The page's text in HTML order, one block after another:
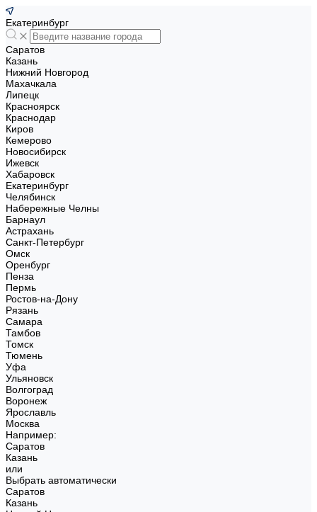
Екатеринбург
Саратов
Казань
Нижний Новгород
Махачкала
Липецк
Красноярск
Краснодар
Киров
Кемерово
Новосибирск
Ижевск
Хабаровск
Екатеринбург
Челябинск
Набережные Челны
Барнаул
Астрахань
Санкт-Петербург
Омск
Оренбург
Пенза
Пермь
Ростов-на-Дону
Рязань
Самара
Тамбов
Томск
Тюмень
Уфа
Ульяновск
Волгоград
Воронеж
Ярославль
Москва
Например:
Саратов
Казань
или
Выбрать автоматически
Саратов
Казань